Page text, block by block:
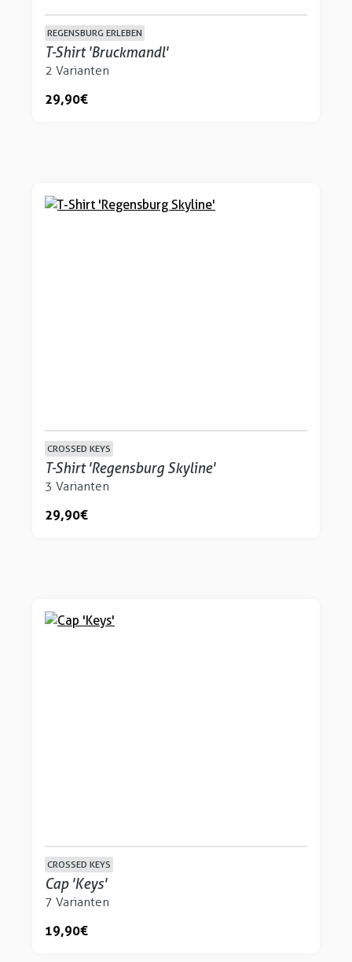
REGENSBURG ERLEBEN
T-Shirt 'Bruckmandl'
2 Varianten
29,90 €
CROSSED KEYS
T-Shirt 'Regensburg Skyline'
3 Varianten
29,90 €
CROSSED KEYS
Cap 'Keys'
7 Varianten
19,90 €